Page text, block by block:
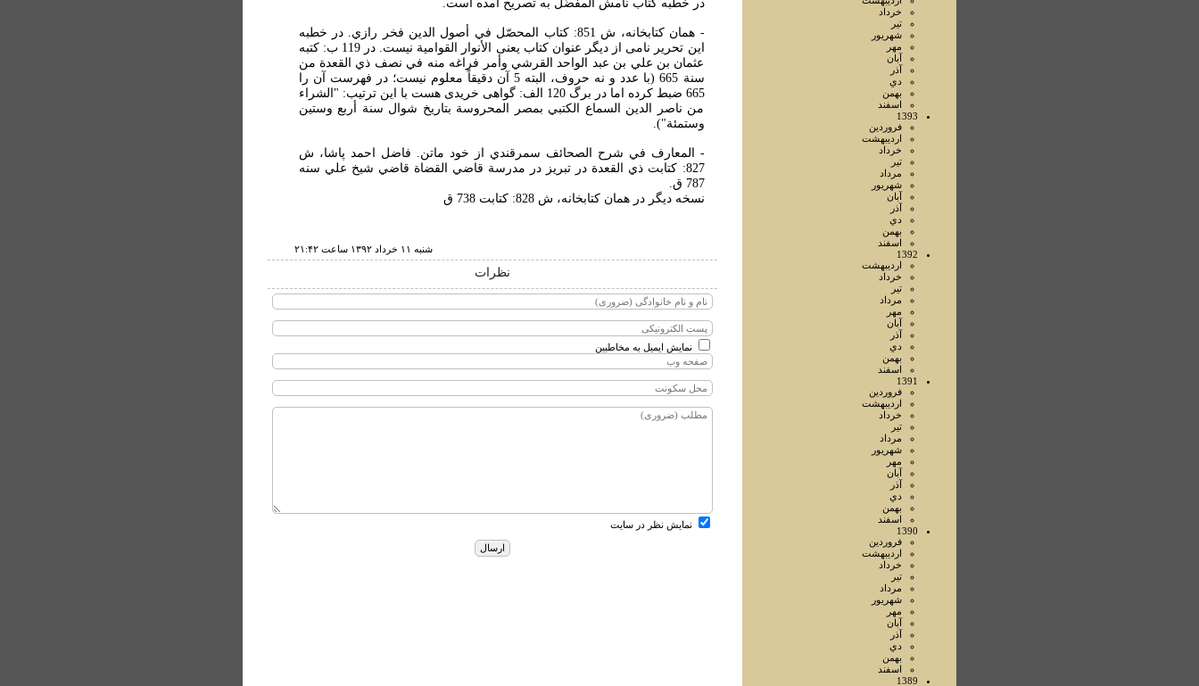
خرداد
تير
شهريور
مهر
آبان
آذر
دي
بهمن
اسفند
1393
فروردين
ارديبهشت
خرداد
تير
مرداد
شهريور
آبان
آذر
دي
بهمن
اسفند
1392
ارديبهشت
خرداد
تير
مرداد
مهر
آبان
آذر
دي
بهمن
اسفند
1391
فروردين
ارديبهشت
خرداد
تير
مرداد
شهريور
مهر
آبان
آذر
دي
بهمن
اسفند
1390
فروردين
ارديبهشت
خرداد
تير
مرداد
شهريور
مهر
آبان
آذر
دي
بهمن
اسفند
1389
در خطبه کتاب نامش المفضّل به تصريح آمده است.
- همان کتابخانه، ش 851: کتاب المحصّل في أصول الدين فخر رازي. در خطبه
اين تحرير نامی از ديگر عنوان کتاب يعنی الأنوار القوامية نيست. در 119 ب: کتبه
عثمان بن علي بن عبد الواحد القرشي وأمر فراغه منه في نصف ذي القعدة من
سنة 665 (با عدد و نه حروف، البته 5 آن دقيقاً معلوم نيست؛ در فهرست آن را
665 ضبط کرده اما در برگ 120 الف: گواهی خريدی هست با اين ترتيب: "الشراء
من ناصر الدين السماع الکتبي بمصر المحروسة بتاريخ شوال سنة أربع وستين
وستمئة").
- المعارف في شرح الصحائف سمرقندي از خود ماتن. فاضل احمد پاشا، ش
827: کتابت ذي القعدة در تبريز در مدرسة قاضي القضاة قاضي شيخ علي سنه
787 ق.
نسخه ديگر در همان کتابخانه، ش 828: کتابت 738 ق
شنبه ۱۱ خرداد ۱۳۹۲ ساعت ۲۱:۴۲
نظرات
نمایش ایمیل به مخاطبین
نمایش نظر در سایت